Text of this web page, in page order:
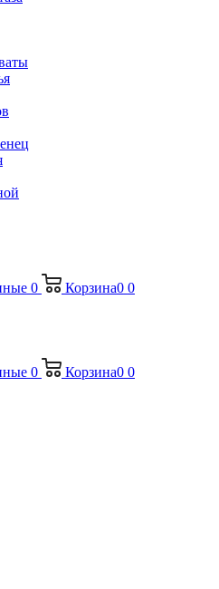
0 Корзина0 0
0 Корзина0 0